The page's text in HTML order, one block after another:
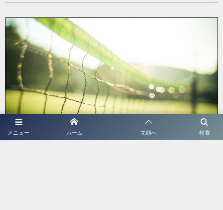
メニュー 検索
ホーム 先頭へ